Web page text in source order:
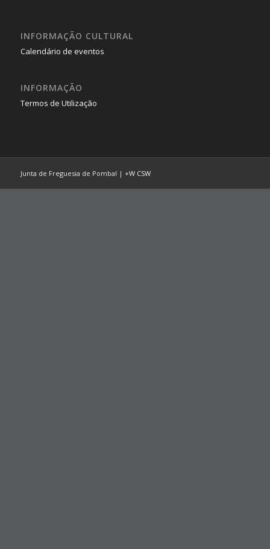
INFORMAÇÃO CULTURAL
Calendário de eventos
INFORMAÇÃO
Termos de Utilização
Junta de Freguesia de Pombal | +W CSW